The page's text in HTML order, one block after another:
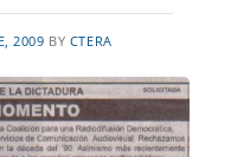
2009 BY CTERA